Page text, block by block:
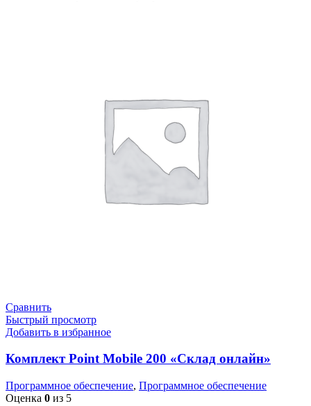
Сравнить
Быстрый просмотр
Добавить в избранное
Комплект Point Mobile 200 «Склад онлайн»
Программное обеспечение, Программное обеспечение
Оценка 0 из 5